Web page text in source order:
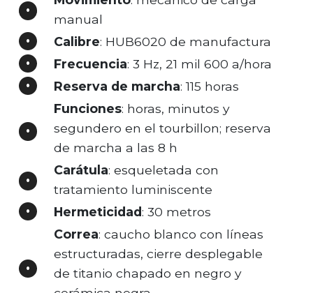
manual
Calibre: HUB6020 de manufactura
Frecuencia: 3 Hz, 21 mil 600 a/hora
Reserva de marcha: 115 horas
Funciones: horas, minutos y
segundero en el tourbillon; reserva
de marcha a las 8 h
Carátula: esqueletada con
tratamiento luminiscente
Hermeticidad: 30 metros
Correa: caucho blanco con líneas
estructuradas, cierre desplegable
de titanio chapado en negro y